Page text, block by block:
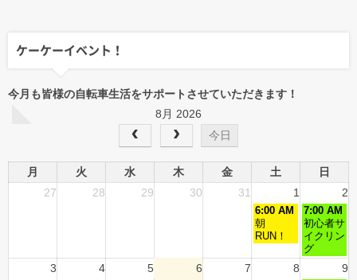
ケーケーイベント！
今月も皆様の自転車生活をサポートさせていただきます！
8月 2026
今日
月 火 水 木 金 土
日
27
28 29 30 31 1 2
6:00 AM
朝
RUN！
7:00 AM
初心者サ
イクリン
グ
3 4 5 6 7 8 9